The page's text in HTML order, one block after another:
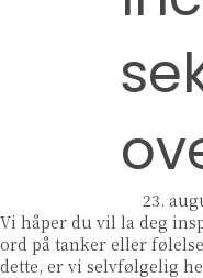
23.
Vi håper du vil la deg
ord på tanker eller
dette, er vi selvfølgelig